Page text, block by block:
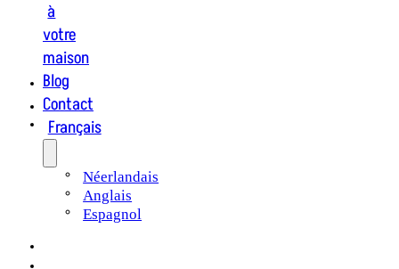
à
votre
maison
Blog
Contact
Français
Néerlandais
Anglais
Espagnol